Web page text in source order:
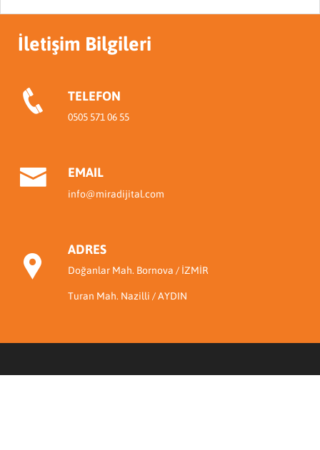
İletişim Bilgileri
TELEFON
0505 571 06 55
EMAIL
info@miradijital.com
ADRES
Doğanlar Mah. Bornova / İZMİR
Turan Mah. Nazilli / AYDIN